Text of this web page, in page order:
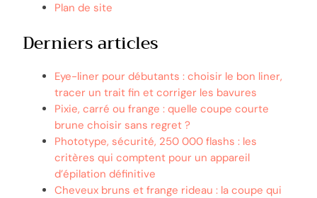
Plan de site
Derniers articles
Eye-liner pour débutants : choisir le bon liner,
tracer un trait fin et corriger les bavures
Pixie, carré ou frange : quelle coupe courte
brune choisir sans regret ?
Phototype, sécurité, 250 000 flashs : les
critères qui comptent pour un appareil
d’épilation définitive
Cheveux bruns et frange rideau : la coupe qui